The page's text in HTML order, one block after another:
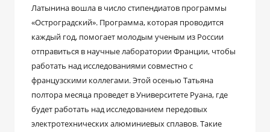
Латынина вошла в число стипендиатов программы
«Остроградский». Программа, которая проводится
каждый год, помогает молодым ученым из России
отправиться в научные лаборатории Франции, чтобы
работать над исследованиями совместно с
французскими коллегами. Этой осенью Татьяна
полтора месяца проведет в Университете Руана, где
будет работать над исследованием передовых
электротехнических алюминиевых сплавов. Такие